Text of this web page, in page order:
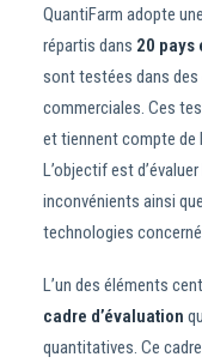
QuantiFarm adopte
répartis dans 20 pays
sont testées dans
commerciales. Ces
et tiennent compte de
L’objectif est
inconvénients ainsi
technologies
L’un des éléments
cadre d’évaluation
quantitatives. Ce